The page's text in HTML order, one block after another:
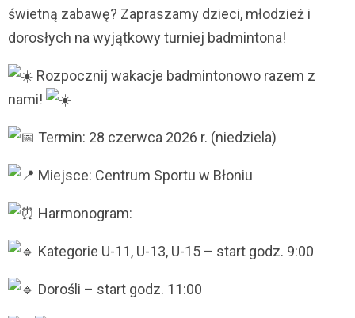
świetną zabawę? Zapraszamy dzieci, młodzież i
dorosłych na wyjątkowy turniej badmintona!
Rozpocznij wakacje badmintonowo razem z
nami!
Termin: 28 czerwca 2026 r. (niedziela)
Miejsce: Centrum Sportu w Błoniu
Harmonogram:
Kategorie U-11, U-13, U-15 – start godz. 9:00
Dorośli – start godz. 11:00